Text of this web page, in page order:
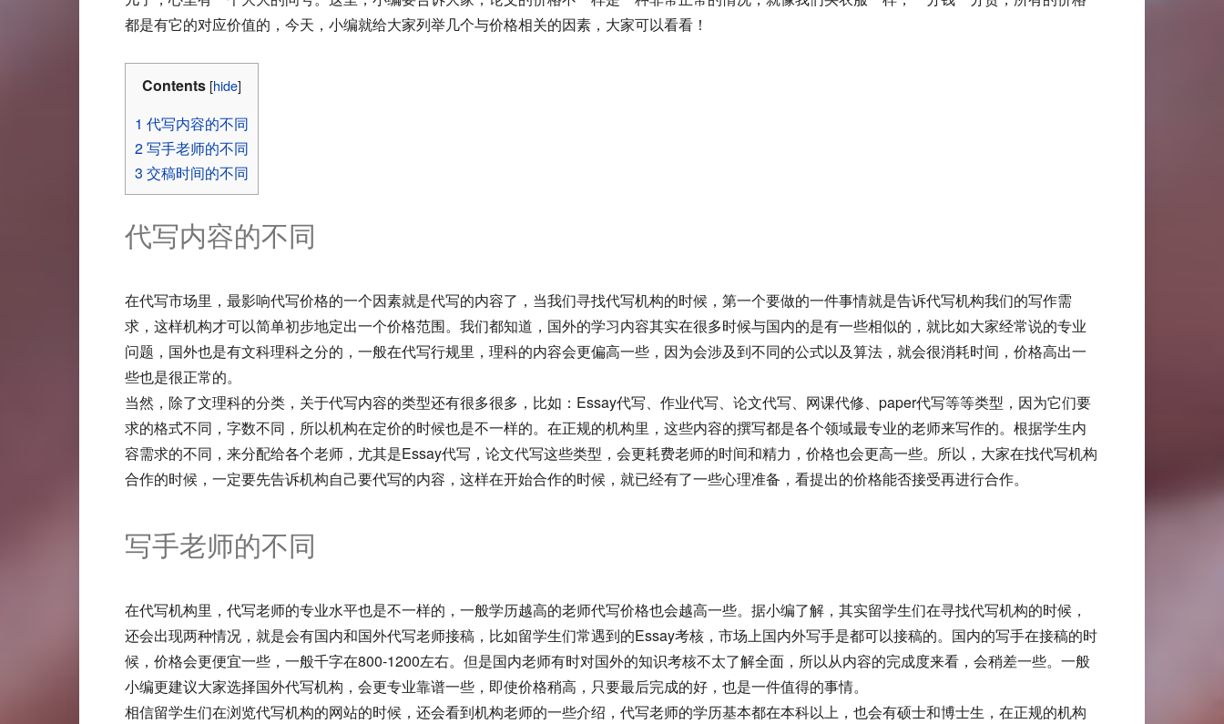
都是有它的对应价值的，今天，小编就给大家列举几个与价格相关的因素，大家可以看看！
Contents [hide]
1 代写内容的不同
2写手老师的不同
3 交稿时间的不同
代写内容的不同
在代写市场里，最影响代写价格的一个因素就是代写的内容了，当我们寻找代写机构的时候，第一个要做的一件事情就是告诉代写机构我们的写作需
求，这样机构才可以简单初步地定出一个价格范围。我们都知道，国外的学习内容其实在很多时候与国内的是有一些相似的，就比如大家经常说的专业
问题，国外也是有文科理科之分的，一般在代写行规里，理科的内容会更偏高一些，因为会涉及到不同的公式以及算法，就会很消耗时间，价格高出一
些也是很正常的。
当然，除了文理科的分类，关于代写内容的类型还有很多很多，比如：Essay代写、作业代写、论文代写、网课代修、paper代写等等类型，因为它们要
求的格式不同，字数不同，所以机构在定价的时候也是不一样的。在正规的机构里，这些内容的撰写都是各个领域最专业的老师来写作的。根据学生内
容需求的不同，来分配给各个老师，尤其是Essay代写，论文代写这些类型，会更耗费老师的时间和精力，价格也会更高一些。所以，大家在找代写机构
合作的时候，一定要先告诉机构自己要代写的内容，这样在开始合作的时候，就已经有了一些心理准备，看提出的价格能否接受再进行合作。
写手老师的不同
在代写机构里，代写老师的专业水平也是不一样的，一般学历越高的老师代写价格也会越高一些。据小编了解，其实留学生们在寻找代写机构的时候，
还会出现两种情况，就是会有国内和国外代写老师接稿，比如留学生们常遇到的Essay考核，市场上国内外写手是都可以接稿的。国内的写手在接稿的时
候，价格会更便宜一些，一般千字在800-1200左右。但是国内老师有时对国外的知识考核不太了解全面，所以从内容的完成度来看，会稍差一些。一般
小编更建议大家选择国外代写机构，会更专业靠谱一些，即使价格稍高，只要最后完成的好，也是一件值得的事情。
相信留学生们在浏览代写机构的网站的时候，还会看到机构老师的一些介绍，代写老师的学历基本都在本科以上，也会有硕士和博士生，在正规的机构